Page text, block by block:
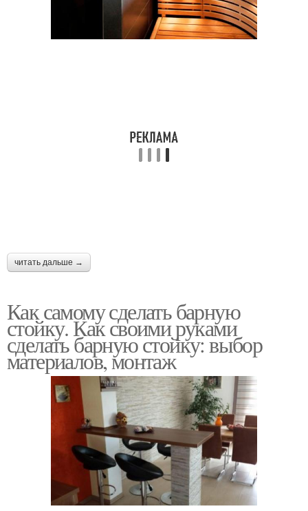
читать дальше →
Как самому сделать барную
стойку. Как своими руками
сделать барную стойку: выбор
материалов, монтаж